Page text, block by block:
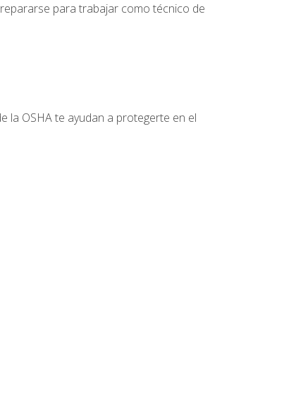
para trabajar como técnico de
la OSHA te ayudan a protegerte en el